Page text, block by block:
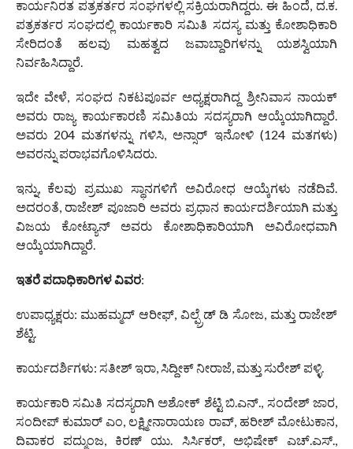
ಕಾರ್ಯನಿರತ ಪತ್ರಕರ್ತರ ಸಂಘಗಳಲ್ಲಿ ಸಕ್ರಿಯರಾಗಿದ್ದರು. ಈ ಹಿಂದೆ, ದ.ಕ.
ಪತ್ರಕರ್ತರ ಸಂಘದಲ್ಲಿ ಕಾರ್ಯಕಾರಿ ಸಮಿತಿ ಸದಸ್ಯ ಮತ್ತು ಕೋಶಾಧಿಕಾರಿ
ಸೇರಿದಂತೆ ಹಲವು ಮಹತ್ವದ ಜವಾಬ್ದಾರಿಗಳನ್ನು ಯಶಸ್ವಿಯಾಗಿ
ನಿರ್ವಹಿಸಿದ್ದಾರೆ.
ಇದೇ ವೇಳೆ, ಸಂಘದ ನಿಕಟಪೂರ್ವ ಅಧ್ಯಕ್ಷರಾಗಿದ್ದ ಶ್ರೀನಿವಾಸ ನಾಯಕ್
ಅವರು ರಾಜ್ಯ ಕಾರ್ಯಕಾರಣಿ ಸಮಿತಿಯ ಸದಸ್ಯರಾಗಿ ಆಯ್ಕೆಯಾಗಿದ್ದಾರೆ.
ಅವರು 204 ಮತಗಳನ್ನು ಗಳಿಸಿ, ಅನ್ಸಾರ್ ಇನೋಳಿ (124 ಮತಗಳು)
ಅವರನ್ನು ಪರಾಭವಗೊಳಿಸಿದರು.
ಇನ್ನು, ಕೆಲವು ಪ್ರಮುಖ ಸ್ಥಾನಗಳಿಗೆ ಅವಿರೋಧ ಆಯ್ಕೆಗಳು ನಡೆದಿವೆ.
ಅದರಂತೆ, ರಾಜೇಶ್ ಪೂಜಾರಿ ಅವರು ಪ್ರಧಾನ ಕಾರ್ಯದರ್ಶಿಯಾಗಿ ಮತ್ತು
ವಿಜಯ ಕೋಟ್ಯಾನ್ ಅವರು ಕೋಶಾಧಿಕಾರಿಯಾಗಿ ಅವಿರೋಧವಾಗಿ
ಆಯ್ಕೆಯಾಗಿದ್ದಾರೆ.
ಇತರೆ ಪದಾಧಿಕಾರಿಗಳ ವಿವರ:
ಉಪಾಧ್ಯಕ್ಷರು: ಮುಹಮ್ಮದ್ ಆರೀಫ್, ವಿಲ್ಫ್ರೆಡ್ ಡಿ ಸೋಜ, ಮತ್ತು ರಾಜೇಶ್
ಶೆಟ್ಟಿ.
ಕಾರ್ಯದರ್ಶಿಗಳು: ಸತೀಶ್ ಇರಾ, ಸಿದ್ದೀಕ್ ನೀರಾಜೆ, ಮತ್ತು ಸುರೇಶ್ ಪಳ್ಳಿ.
ಕಾರ್ಯಕಾರಿ ಸಮಿತಿ ಸದಸ್ಯರಾಗಿ ಅಶೋಕ್ ಶೆಟ್ಟಿ ಬಿ.ಎನ್., ಸಂದೇಶ್ ಜಾರ,
ಸಂದೀಪ್ ಕುಮಾರ್ ಎಂ, ಲಕ್ಷ್ಮೀನಾರಾಯಣ ರಾವ್, ಹರೀಶ್ ಮೋಟುಕಾನ,
ದಿವಾಕರ ಪದ್ಮುಂಜ, ಕಿರಣ್ ಯು. ಸಿರ್ಸಿಕರ್, ಅಭಿಷೇಕ್ ಎಚ್.ಎಸ್.,